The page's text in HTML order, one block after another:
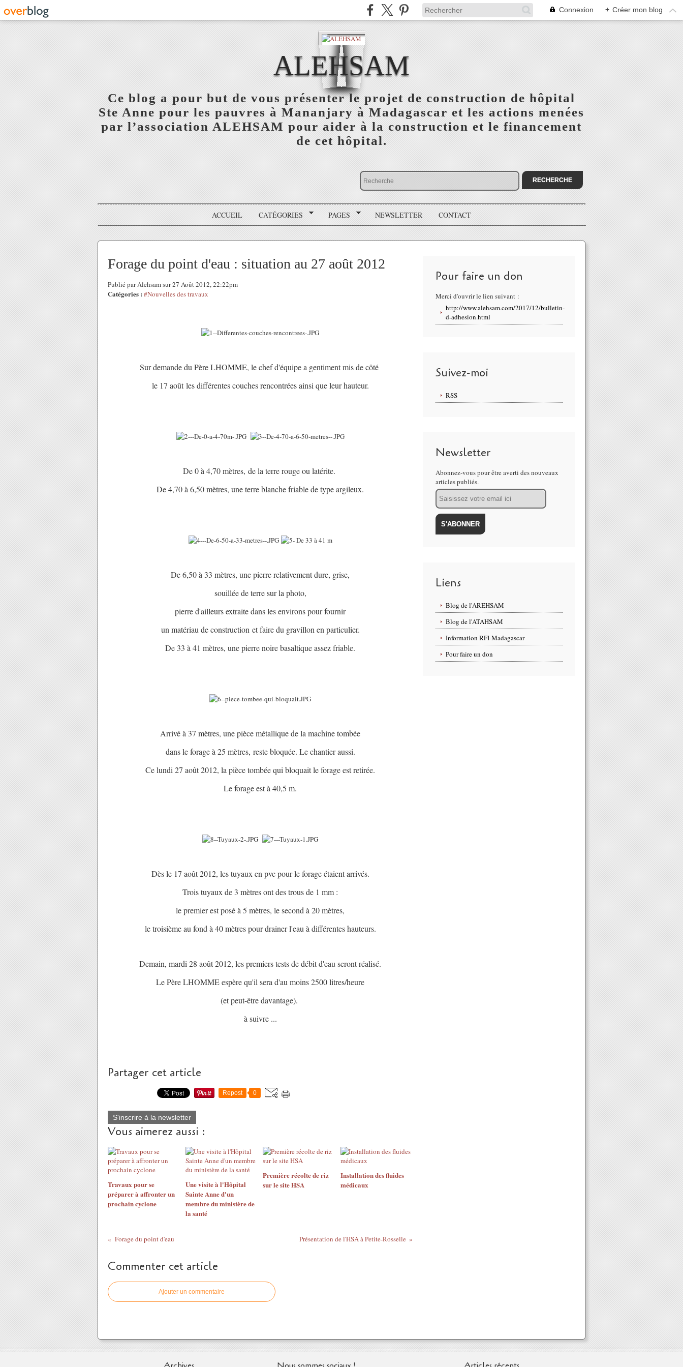
Connexion + Créer mon blog
ALEHSAM
Ce blog a pour but de vous présenter le projet de construction de hôpital
Ste Anne pour les pauvres à Mananjary à Madagascar et les actions menées
par l’association ALEHSAM pour aider à la construction et le financement
de cet hôpital.
ACCUEIL CATÉGORIES PAGES NEWSLETTER CONTACT
Forage du point d'eau : situation au 27 août 2012
Publié par Alehsam sur 27 Août 2012, 22:22pm
Catégories : #Nouvelles des travaux
Sur demande du Père LHOMME, le chef d'équipe a gentiment mis de côté
le 17 aoûtles différentes couches rencontrées ainsi que leur hauteur.
De 0 à 4,70 mètres, de la terre rouge ou latérite.
De 4,70 à 6,50 mètres, une terre blanche friable de type argileux.
De 6,50 à 33 mètres, une pierre relativement dure, grise,
souillée de terre sur la photo,
pierre d'ailleurs extraite dans les environs pour fournir
un matériau de construction et faire du gravillon en particulier.
De 33 à 41 mètres, une pierre noire basaltique assez friable.
Arrivé à 37 mètres, une pièce métallique de la machine tombée
dans le forage à 25 mètres, reste bloquée. Le chantier aussi.
Ce lundi 27 août 2012, la pièce tombée qui bloquait le forage est retirée.
Le forage est à 40,5 m.
Dès le 17 août 2012, les tuyaux en pvc pour le forage étaient arrivés.
Trois tuyaux de 3 mètres ont des trous de 1 mm :
le premier est posé à 5 mètres, le second à 20 mètres,
le troisième au fond à 40 mètres pour drainer l'eau à différentes hauteurs.
Demain, mardi 28 août 2012, les premiers tests de débit d'eau seront réalisé.
Le Père LHOMME espère qu'il sera d'au moins 2500 litres/heure
(et peut-être davantage).
à suivre ...
Partager cet article
Repost 0
S'inscrire à la newsletter
Vous aimerez aussi :
Travaux pour se
préparer à affronter un
prochain cyclone
Une visite à l'Hôpital
Sainte Anne d'un
membre du ministère de
la santé
Première récolte de riz
sur le site HSA
Installation des fluides
médicaux
Forage du point d'eau Présentation de l'HSA à Petite-Rosselle
Commenter cet article
Ajouter un commentaire
Pour faire un don
Merci d'ouvrir le lien suivant :
http://www.alehsam.com/2017/12/bulletin-
d-adhesion.html
Suivez-moi
RSS
Newsletter
Abonnez-vous pour être averti des nouveaux
articles publiés.
Email
Liens
Blog de l'AREHSAM
Blog de l'ATAHSAM
Information RFI-Madagascar
Pour faire un don